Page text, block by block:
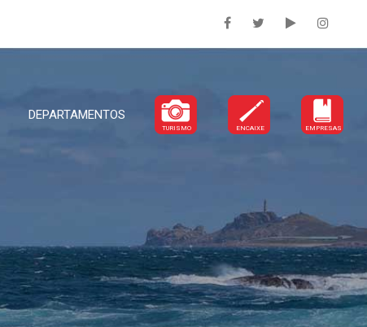
DEPARTAMENTOS
TURISMO ENCAIXE EMPRESAS